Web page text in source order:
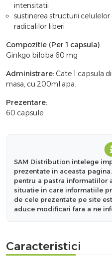
intensitatii
sustinerea structurii
radicalilor liberi
Compozitie (Per 1 capsula)
Ginkgo biloba 60 mg
Administrare:Cate 1 capsula
masa, cu 200ml apa.
Prezentare:
60 capsule.
SAM Distribution intelege
prezentate in aceasta
pentru a pastra informatiilor
situatie in care informatiile
de cele prezentate pe site
aduce modificari fara a ne
Caracteristici